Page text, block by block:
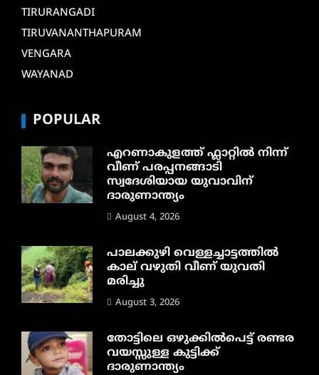
TIRURANGADI
TIRUVANANTHAPURAM
VENGARA
WAYANAD
POPULAR
എറണാകുളത്ത് ഫ്ലാറ്റിൽ നിന്ന്
വീണ് പരപ്പനങ്ങാടി
സ്വദേശിയായ യുവാവിന്
ദാരുണാന്ത്യം
August 4, 2026
പാലക്കുഴി വെള്ളച്ചാട്ടത്തില്‍
കാല് വഴുതി വീണ് യുവതി
മരിച്ചു
August 3, 2026
തോട്ടിലെ ഒഴുക്കിൽപെട്ട് രണ്ടര
വയസ്സുള്ള കുട്ടിക്ക്
ദാരുണാന്ത്യം